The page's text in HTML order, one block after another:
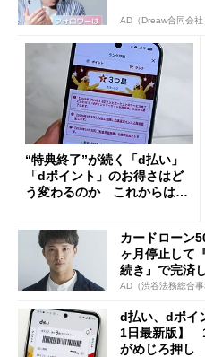
AD（Dreaw合同会社
“特典終了”が続く「d払い」
「dポイント」のお得さはど
う変わるのか これからは
カードローン
ヶ月停止して
続き』で完済
AD（渋谷法務総合事
d払い、dポイ
1日最新版】
がめじろ押し